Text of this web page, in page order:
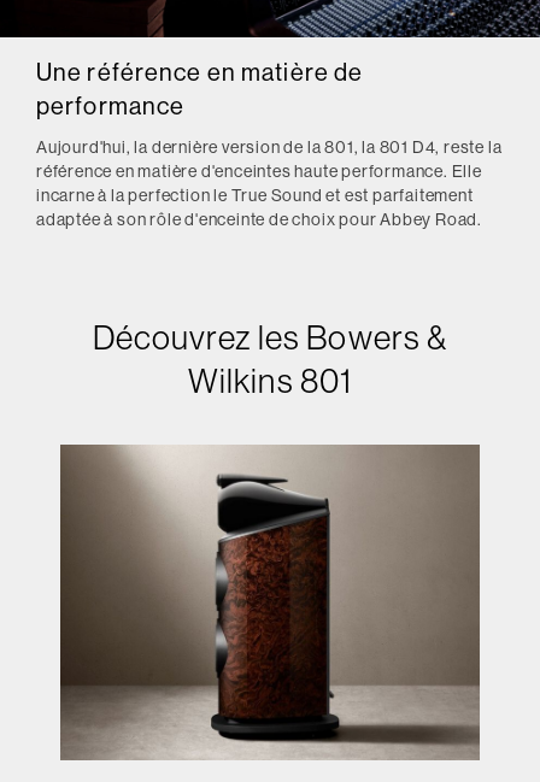
Une référence en matière de
performance
Aujourd'hui, la dernière version de la 801, la 801 D4, reste la
référence en matière d'enceintes haute performance. Elle
incarne à la perfection le True Sound et est parfaitement
adaptée à son rôle d'enceinte de choix pour Abbey Road.
Découvrez les Bowers &
Wilkins 801